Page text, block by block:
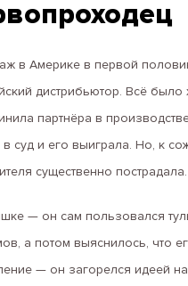
в Америке в первой
дистрибьютор. Всё
партнёра в
суд и его выиграла. Но, к
существенно пострадала.
— он сам пользовался
а потом выяснилось, что
— он загорелся идеей